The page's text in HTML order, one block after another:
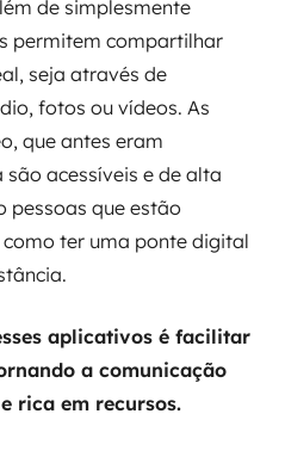
de simplesmente
permitem compartilhar
seja através de
fotos ou vídeos. As
que antes eram
acessíveis e de alta
pessoas que estão
ter uma ponte digital
aplicativos é facilitar
a comunicação
rica em recursos.